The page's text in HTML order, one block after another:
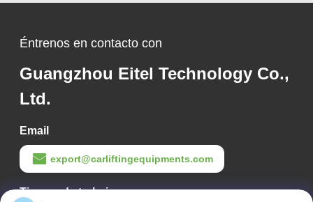
de ruedas del vehículo
Éntrenos en contacto con
Guangzhou Eitel Technology Co.,
Ltd.
Email
export@carliftingequipments.com
Tiempo de trabajo